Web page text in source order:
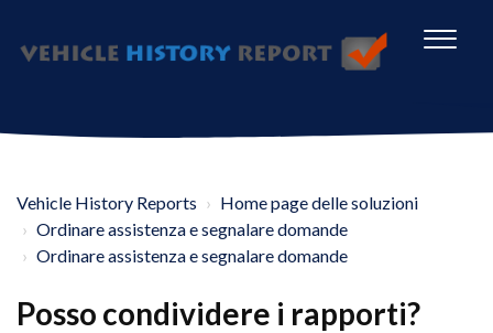
Vehicle History Reports
Home page delle soluzioni
Ordinare assistenza e segnalare domande
Ordinare assistenza e segnalare domande
Posso condividere i rapporti?